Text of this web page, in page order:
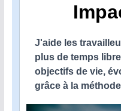
J'aide les
plus de temps
objectifs de vie,
grâce à la